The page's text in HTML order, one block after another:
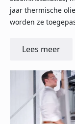
jaar thermische
worden ze
Lees meer